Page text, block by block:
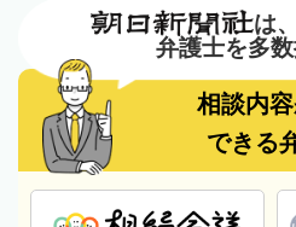
は
弁護士を多数
相談内容
できる